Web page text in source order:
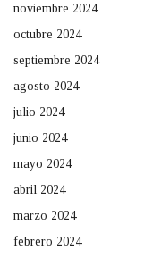
noviembre 2024
octubre 2024
septiembre 2024
agosto 2024
julio 2024
junio 2024
mayo 2024
abril 2024
marzo 2024
febrero 2024